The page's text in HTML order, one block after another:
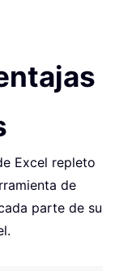
Excel repleto
de
parte de su